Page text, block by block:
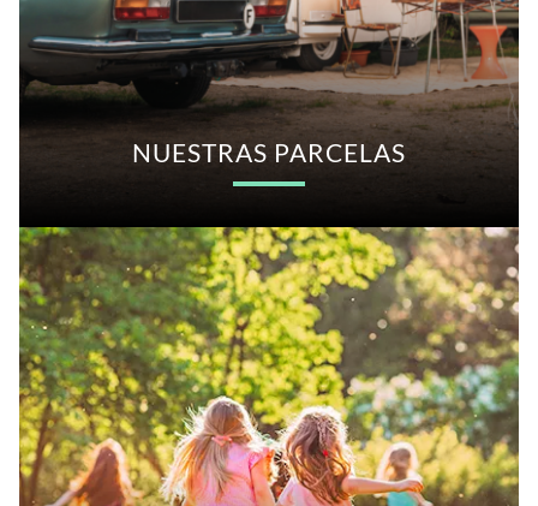
NUESTRAS PARCELAS